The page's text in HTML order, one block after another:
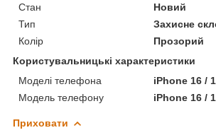
Стан
Новий
Тип
Захисне
Колір
Прозорий
Користувальницькі характеристики
Моделі телефона
iPhone 16 /
Модель телефону
iPhone 16 /
Приховати